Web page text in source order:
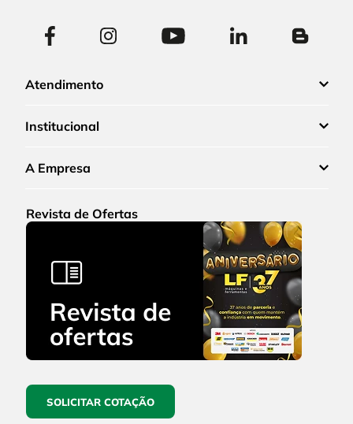
Atendimento
Institucional
A Empresa
Revista de Ofertas
SOLICITAR COTAÇÃO